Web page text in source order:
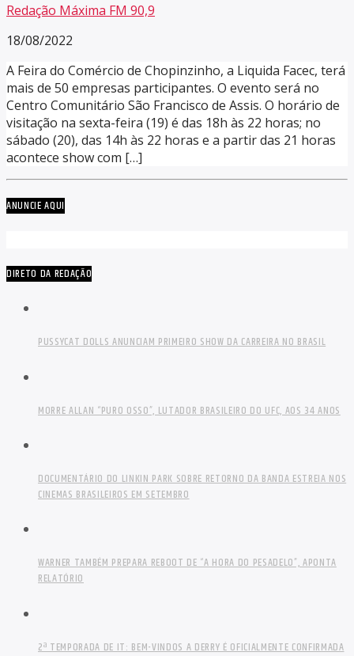
Redação Máxima FM 90,9
18/08/2022
A Feira do Comércio de Chopinzinho, a Liquida Facec, terá
mais de 50 empresas participantes. O evento será no
Centro Comunitário São Francisco de Assis. O horário de
visitação na sexta-feira (19) é das 18h às 22 horas; no
sábado (20), das 14h às 22 horas e a partir das 21 horas
acontece show com […]
ANUNCIE AQUI
DIRETO DA REDAÇÃO
PUSSYCAT DOLLS ANUNCIAM PRIMEIRO SHOW DA CARREIRA NO BRASIL
MORRE ALLAN “PURO OSSO”, LUTADOR BRASILEIRO DO UFC, AOS 34 ANOS
DOCUMENTÁRIO DO LINKIN PARK SOBRE RETORNO DA BANDA ESTREIA NOS
CINEMAS BRASILEIROS EM SETEMBRO
WARNER TAMBÉM PREPARA REBOOT DE “A HORA DO PESADELO”, APONTA
RELATÓRIO
2ª TEMPORADA DE IT: BEM-VINDOS A DERRY É OFICIALMENTE CONFIRMADA